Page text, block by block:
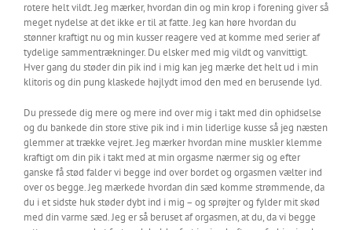
rotere helt vildt. Jeg mærker, hvordan din og min krop i forening giver så
meget nydelse at det ikke er til at fatte. Jeg kan høre hvordan du
stønner kraftigt nu og min kusser reagere ved at komme med serier af
tydelige sammentrækninger. Du elsker med mig vildt og vanvittigt.
Hver gang du støder din pik ind i mig kan jeg mærke det helt ud i min
klitoris og din pung klaskede højlydt imod den med en berusende lyd.
Du pressede dig mere og mere ind over mig i takt med din ophidselse
og du bankede din store stive pik ind i min liderlige kusse så jeg næsten
glemmer at trække vejret. Jeg mærker hvordan mine muskler klemme
kraftigt om din pik i takt med at min orgasme nærmer sig og efter
ganske få stød falder vi begge ind over bordet og orgasmen vælter ind
over os begge. Jeg mærkede hvordan din sæd komme strømmende, da
du i et sidste huk støder dybt ind i mig – og sprøjter og fylder mit skød
med din varme sæd. Jeg er så beruset af orgasmen, at du, da vi begge